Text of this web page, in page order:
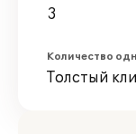
3
Количество
Толстый